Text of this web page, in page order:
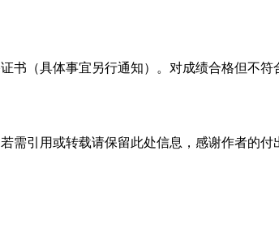
（具体事宜另行通知）。对成绩合格但不符
引用或转载请保留此处信息，感谢作者的付